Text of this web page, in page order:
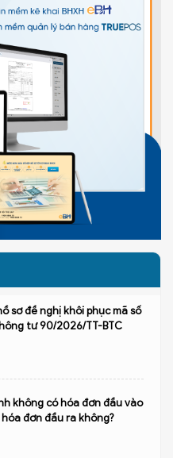
sơ đề nghị khôi phục mã số
tư 90/2026/TT-BTC
không có hóa đơn đầu vào
đơn đầu ra không?